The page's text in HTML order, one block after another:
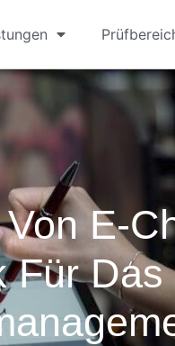
E-
Für Das